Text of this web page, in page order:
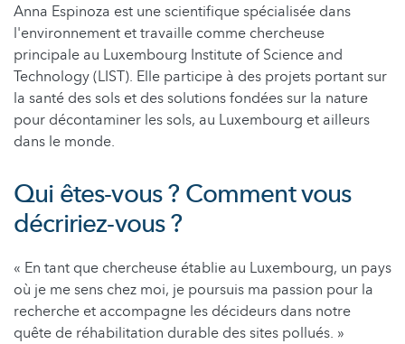
Anna Espinoza est une scientifique spécialisée dans
l'environnement et travaille comme chercheuse
principale au Luxembourg Institute of Science and
Technology (LIST). Elle participe à des projets portant sur
la santé des sols et des solutions fondées sur la nature
pour décontaminer les sols, au Luxembourg et ailleurs
dans le monde.
Qui êtes-vous ? Comment vous
décririez-vous ?
« En tant que chercheuse établie au Luxembourg, un pays
où je me sens chez moi, je poursuis ma passion pour la
recherche et accompagne les décideurs dans notre
quête de réhabilitation durable des sites pollués. »